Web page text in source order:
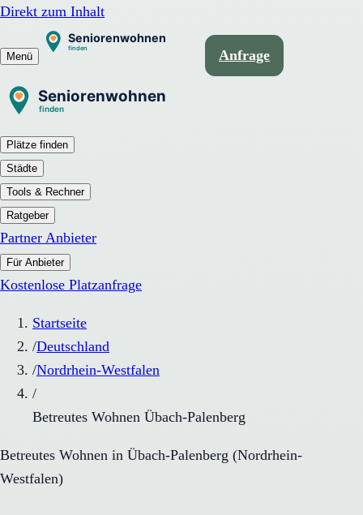
Direkt zum Inhalt
Menü Anfrage
Plätze finden
Städte
Tools & Rechner
Ratgeber
Partner Anbieter
Für Anbieter
Kostenlose Platzanfrage
Startseite
/Deutschland
/Nordrhein-Westfalen
/
Betreutes Wohnen Übach-Palenberg
Betreutes Wohnen in Übach-Palenberg (Nordrhein-
Westfalen)